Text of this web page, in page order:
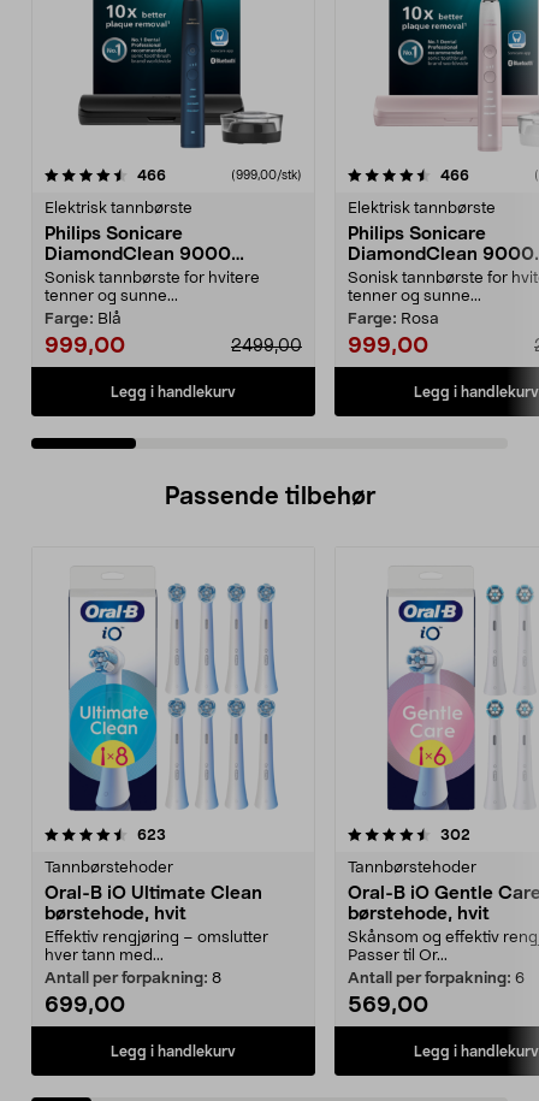
466anmeldelser(999,00/stk)
Elektrisk tannbørste
Philips Sonicare
DiamondClean 9000
elektrisk tannbørste, Special
Edition
Sonisk tannbørste for hvitere
tenner og sunne...
Farge: Blå
999,00 2499,00
Legg i handlekurv
4.5 av 5 stjerner 466
Elektrisk tannbørste
Philips Sonicare
DiamondClean 9000
elektrisk tannbørste,
Edition
Sonisk tannbørste for
tenner og sunne...
Farge: Rosa
999,00
Legg i handlekurv
4.5 av 5 stjerner
Passende tilbehør
623
Tannbørstehoder
Oral-B iO Ultimate Clean
børstehode, hvit
Effektiv rengjøring – omslutter
hver tann med...
Antall per forpakning: 8
699,00
Legg i handlekurv
4.5av 5 stjerner 302
Tannbørstehoder
Oral-B iO Gentle
børstehode, hvit
Skånsom og effektiv
Passer til Or...
Antall per forpakning: 6
569,00
Legg i handlekurv
4.5av 5 stjerner